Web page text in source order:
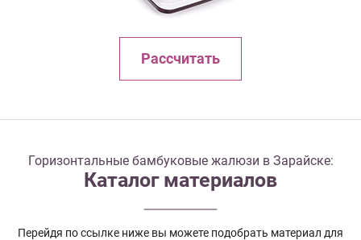
Рассчитать
Горизонтальные бамбуковые жалюзи в Зарайске:
Каталог материалов
Перейдя по ссылке ниже вы можете подобрать материал для